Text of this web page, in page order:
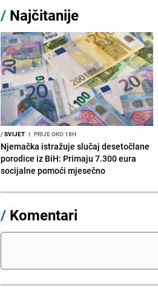
/ Najčitanije
/SVIJET I PRIJE OKO 18H
Njemačka istražuje slučaj desetočlane
porodice iz BiH: Primaju 7.300 eura
socijalne pomoći mjesečno
/ Komentari